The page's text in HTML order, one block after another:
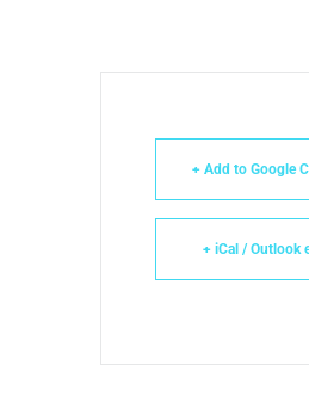
+ Add to Google
+ iCal / Outlook